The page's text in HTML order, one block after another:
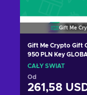
Gift Me
Gift Me Crypto Gift
950 PLN Key
CAŁY ŚWIAT
Od
261,58